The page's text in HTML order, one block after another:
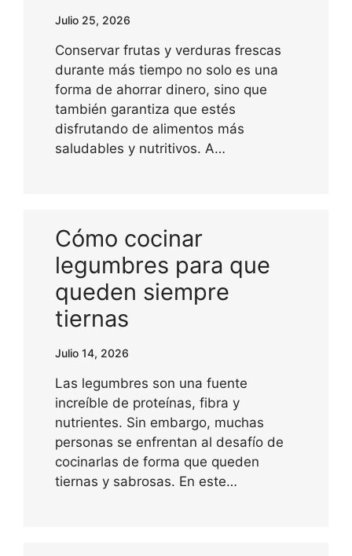
Julio 25, 2026
Conservar frutas y verduras frescas
durante más tiempo no solo es una
forma de ahorrar dinero, sino que
también garantiza que estés
disfrutando de alimentos más
saludables y nutritivos. A…
Cómo cocinar
legumbres para que
queden siempre
tiernas
Julio 14, 2026
Las legumbres son una fuente
increíble de proteínas, fibra y
nutrientes. Sin embargo, muchas
personas se enfrentan al desafío de
cocinarlas de forma que queden
tiernas y sabrosas. En este…